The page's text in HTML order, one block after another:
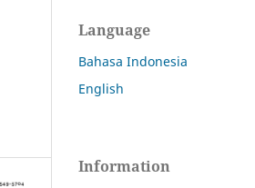
Language
Bahasa Indonesia
English
Information